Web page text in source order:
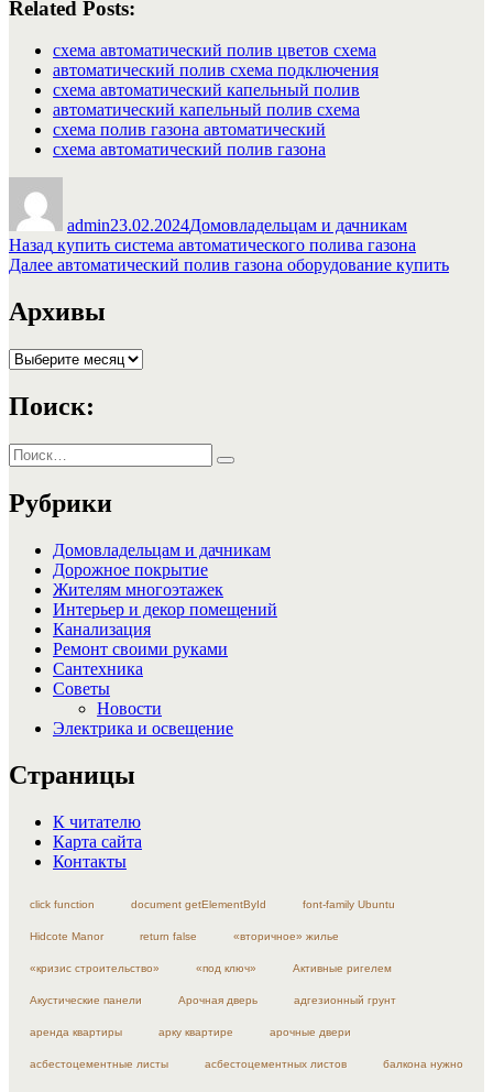
Related Posts:
схема автоматический полив цветов схема
автоматический полив схема подключения
схема автоматический капельный полив
автоматический капельный полив схема
схема полив газона автоматический
схема автоматический полив газона
admin23.02.2024Домовладельцам и дачникам
Навигация
по
записям
Назад Предыдущая
запись:
купить система автоматического полива газона
Далее Следующая
автоматический полив газона оборудование купить
Архивы
Архивы
Поиск:
Искать:
Поиск
Рубрики
Домовладельцам и дачникам
Дорожное покрытие
Жителям многоэтажек
Интерьер и декор помещений
Канализация
Ремонт своими руками
Сантехника
Советы
Новости
Электрика и освещение
Страницы
К читателю
Карта сайта
Контакты
click function document getElementById font-family Ubuntu
Hidcote Manor return false «вторичное» жилье
«кризис строительство» «под ключ» Активные ригелем
Акустические панели Арочная дверь адгезионный грунт
аренда квартиры арку квартире арочные двери
асбестоцементные листы асбестоцементных листов балкона нужно